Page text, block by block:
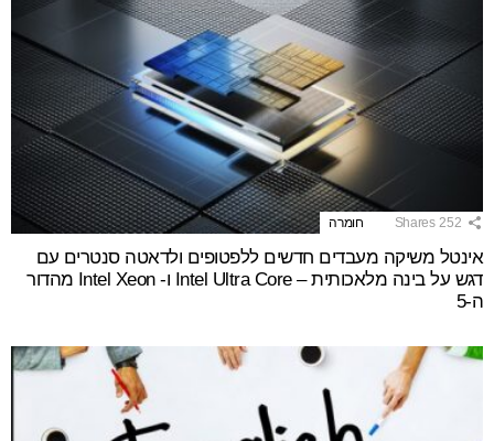
252
Shares חומרה
אינטל משיקה מעבדים חדשים ללפטופים ולדאטה סנטרים עם
דגש על בינה מלאכותית – Intel Ultra Core ו- Intel Xeon מהדור
ה-5